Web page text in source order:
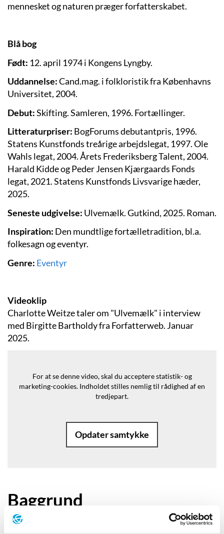
mennesket og naturen præger forfatterskabet.
Blå bog
Født: 12. april 1974 i Kongens Lyngby.
Uddannelse:Cand.mag. i folkloristik fra Københavns
Universitet, 2004.
Debut:Skifting. Samleren, 1996. Fortællinger.
Litteraturpriser: BogForums debutantpris, 1996.
Statens Kunstfonds treårige arbejdslegat, 1997. Ole
Wahls legat, 2004. Årets Frederiksberg Talent, 2004.
Harald Kidde og Peder Jensen Kjærgaards Fonds
legat, 2021. Statens Kunstfonds Livsvarige hæder,
2025.
Seneste udgivelse: Ulvemælk. Gutkind, 2025. Roman.
Inspiration: Den mundtlige fortælletradition, bl.a.
folkesagn og eventyr.
Genre: Eventyr
Videoklip
Charlotte Weitze taler om "Ulvemælk" i interview
med Birgitte Bartholdy fra Forfatterweb. Januar
2025.
For at se denne video, skal du acceptere statistik- og
marketing-cookies. Indholdet stilles nemlig til rådighed af en
tredjepart.
Opdater samtykke
Baggrund
”Man hører historien om en kvinde,